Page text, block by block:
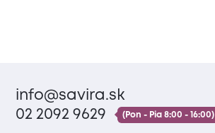
info@savira.sk
02 2092 9629
(Pon - Pia 8:00 - 16:00)